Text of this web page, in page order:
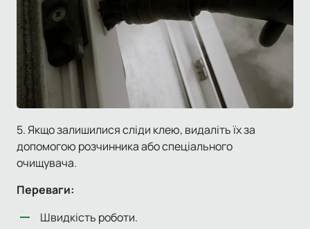
5. Якщо залишилися сліди клею, видаліть їх за
допомогою розчинника або спеціального
очищувача.
Переваги:
Швидкість роботи.